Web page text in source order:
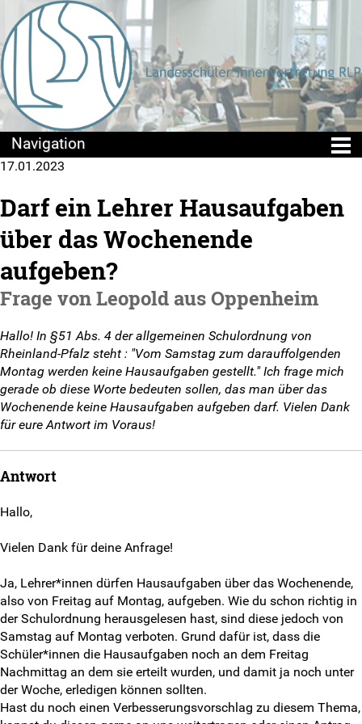
Positionen & Lesestoff
SV-Arbeit vor Ort
Du hast Recht(e)
Weitersurfen
Termine
Shop
Kontaktformular
SV-Kontakt
Anmeldeformular
17.01.2023
Darf ein Lehrer Hausaufgaben
über das Wochenende
aufgeben?
Frage von Leopold aus Oppenheim
Hallo! In §51 Abs. 4 der allgemeinen Schulordnung von
Rheinland-Pfalz steht : "Vom Samstag zum darauffolgenden
Montag werden keine Hausaufgaben gestellt." Ich frage mich
gerade ob diese Worte bedeuten sollen, das man über das
Wochenende keine Hausaufgaben aufgeben darf. Vielen Dank
für eure Antwort im Voraus!
Antwort
Hallo,
Vielen Dank für deine Anfrage!
Ja, Lehrer*innen dürfen Hausaufgaben über das Wochenende,
also von Freitag auf Montag, aufgeben. Wie du schon richtig in
der Schulordnung herausgelesen hast, sind diese jedoch von
Samstag auf Montag verboten. Grund dafür ist, dass die
Schüler*innen die Hausaufgaben noch an dem Freitag
Nachmittag an dem sie erteilt wurden, und damit ja noch unter
der Woche, erledigen können sollten.
Hast du noch einen Verbesserungsvorschlag zu diesem Thema,